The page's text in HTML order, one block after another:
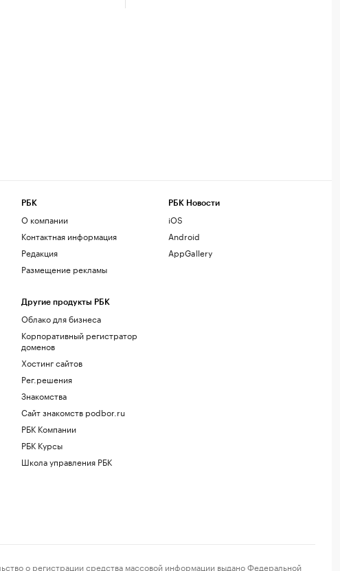
РБК
О компании
Контактная информация
Редакция
Размещение рекламы
Другие продукты РБК
Облако для бизнеса
Корпоративный регистратор
доменов
Хостинг сайтов
Рег.решения
Знакомства
Сайт знакомств podbor.ru
РБК Компании
РБК Курсы
Школа управления РБК
РБК Новости
iOS
Android
AppGallery
о регистрации средства массовой информации выдано Федеральной